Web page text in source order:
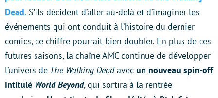
Dead. S’ils décident d’aller au-delà et d’imaginer les
événements qui ont conduit à l’histoire du dernier
comics, ce chiffre pourrait bien doubler. En plus de ces
futures saisons, la chaîne AMC continue de développer
l’univers de The Walking Deadavec un nouveau spin-off
intitulé World Beyond, qui sortira à la rentrée